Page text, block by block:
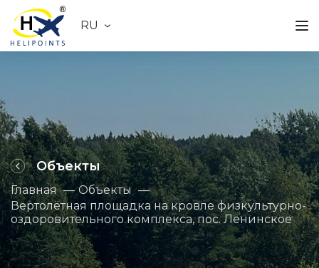
RU
Объекты
Главная
Объекты
Вертолётная площадка на кровле физкультурно-
оздоровительного комплекса, пос. Ленинское